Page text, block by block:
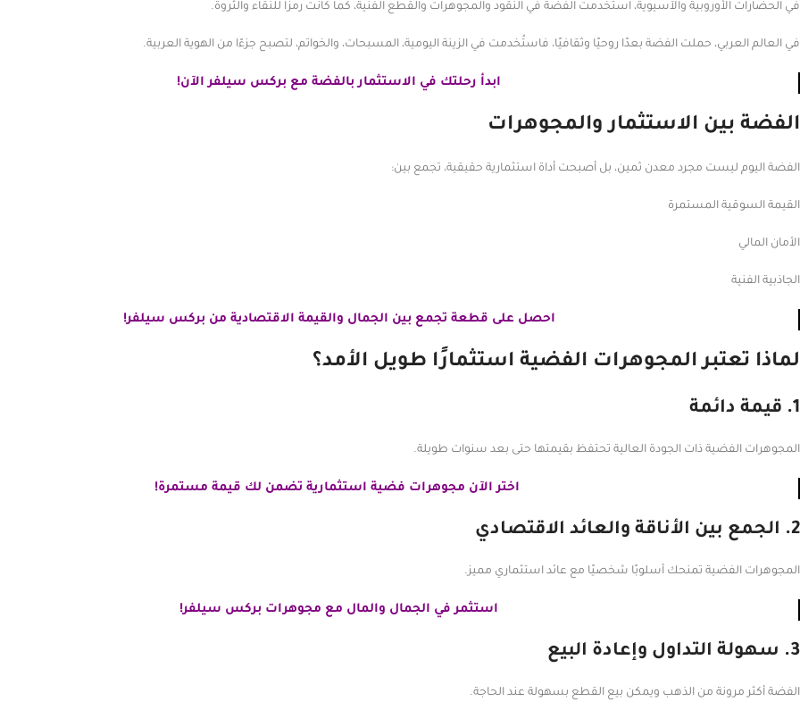
في الحضارات الأوروبية والآسيوية، استخدمت الفضة في النقود والمجوهرات والقطع الفنية، كما كانت رمزًا للنقاء والثروة.
في العالم العربي، حملت الفضة بعدًا روحيًا وثقافيًا، فاستُخدمت في الزينة اليومية، المسبحات، والخواتم، لتصبح جزءًا من الهوية العربية.
ابدأ رحلتك في الاستثمار بالفضة مع بركس سيلفر الآن!
الفضة بين الاستثمار والمجوهرات
الفضة اليوم ليست مجرد معدن ثمين، بل أصبحت أداة استثمارية حقيقية، تجمع بين:
القيمة السوقية المستمرة
الأمان المالي
الجاذبية الفنية
احصل على قطعة تجمع بين الجمال والقيمة الاقتصادية من بركس سيلفر!
لماذا تعتبر المجوهرات الفضية استثمارًا طويل الأمد؟
1. قيمة دائمة
المجوهرات الفضية ذات الجودة العالية تحتفظ بقيمتها حتى بعد سنوات طويلة.
اختر الآن مجوهرات فضيةاستثمارية تضمن لك قيمة مستمرة!
2. الجمع بين الأناقة والعائد الاقتصادي
المجوهرات الفضية تمنحك أسلوبًا شخصيًا مع عائد استثماري مميز.
استثمر في الجمال والمال مع مجوهرات بركس سيلفر!
3. سهولة التداول وإعادة البيع
الفضة أكثر مرونة من الذهب ويمكن بيع القطع بسهولة عند الحاجة.